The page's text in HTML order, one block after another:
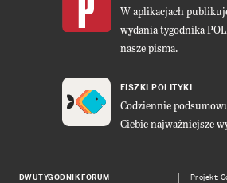
W aplikacjach
wydania tygodnika
nasze pisma.
FISZKI POLITYKI
Codziennie
Ciebie najważniejsze
DWUTYGODNIK FORUM Projekt: